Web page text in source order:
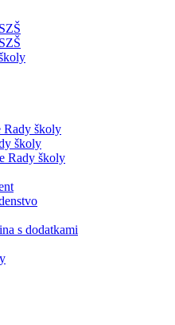
Rady školy
školy
Rady školy
s dodatkami